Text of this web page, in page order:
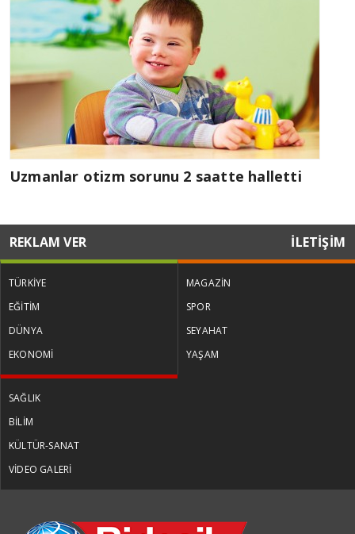
Uzmanlar otizm sorunu 2 saatte halletti
REKLAM VER İLETİŞİM
TÜRKİYE
EĞİTİM
DÜNYA
EKONOMİ
MAGAZİN
SPOR
SEYAHAT
YAŞAM
SAĞLIK
BİLİM
KÜLTÜR-SANAT
VİDEO GALERİ